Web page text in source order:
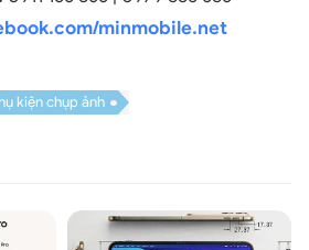
minmobile.net
kiện chụp ảnh